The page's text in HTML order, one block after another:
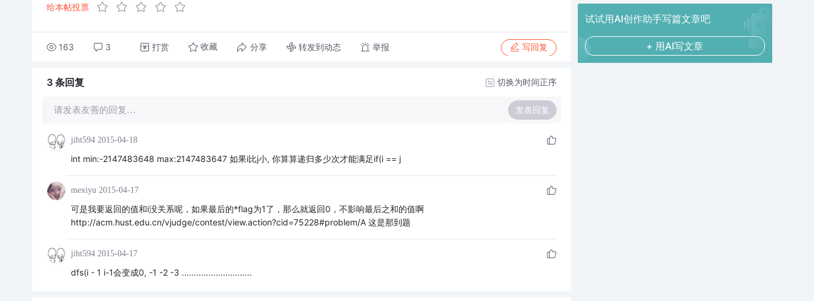
给本帖投票
163 3 打赏 收藏 分享 转发到动态 举报 写回复
3 条回复 切换为时间正序
请发表友善的回复… 发表回复
jiht594 2015-04-18
int min:-2147483648 max:2147483647 如果i比j小, 你算算递归多少次才能满足if(i == j
mexiyu 2015-04-17
可是我要返回的值和i没关系呢，如果最后的*flag为1了，那么就返回0，不影响最后之和的值啊
http://acm.hust.edu.cn/vjudge/contest/view.action?cid=75228#problem/A 这是那到题
jiht594 2015-04-17
dfs(i - 1 i-1会变成0, -1 -2 -3 .............................
试试用AI创作助手写篇文章吧
+ 用AI写文章